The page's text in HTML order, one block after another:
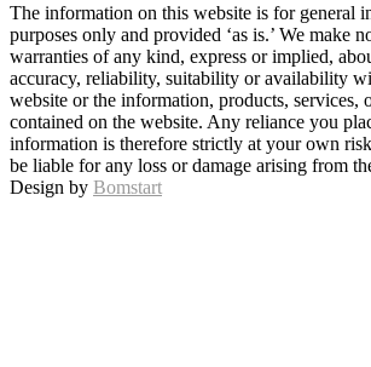
The information on this website is for general
purposes only and provided ‘as is.’ We make
warranties of any kind, express or implied,
accuracy, reliability, suitability or availability
website or the information, products, services,
contained on the website. Any reliance you
information is therefore strictly at your own
be liable for any loss or damage arising from
Design by Bomstart